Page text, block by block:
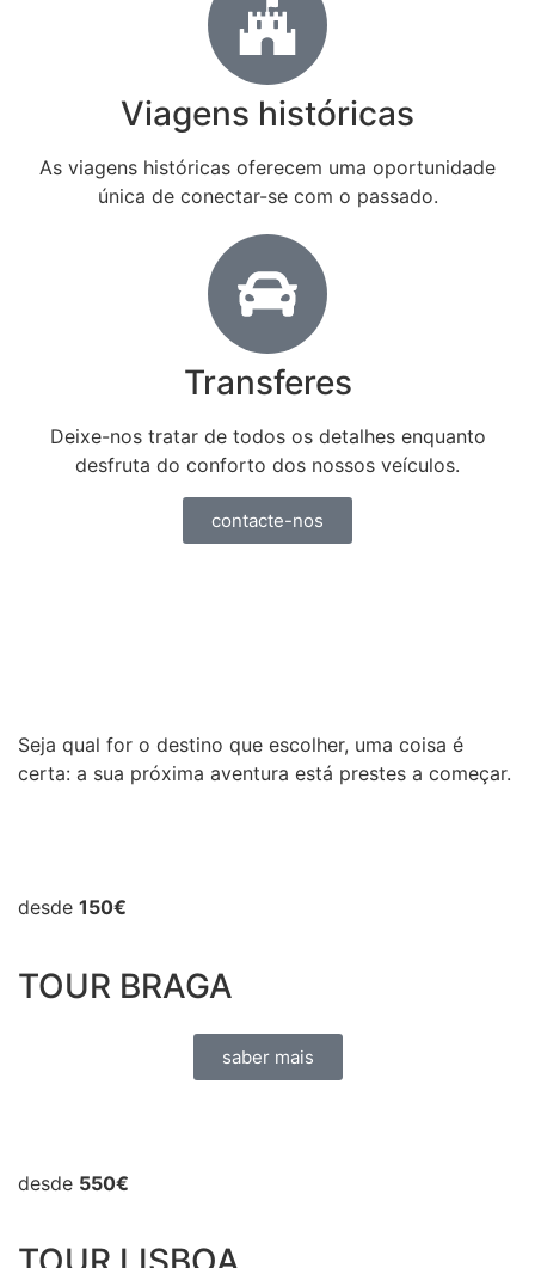
Viagens históricas
As viagens históricas oferecem uma oportunidade
única de conectar-se com o passado.
Transferes
Deixe-nos tratar de todos os detalhes enquanto
desfruta do conforto dos nossos veículos.
contacte-nos
Seja qual for o destino que escolher, uma coisa é
certa: a sua próxima aventura está prestes a começar.
desde 150€
TOUR BRAGA
saber mais
desde 550€